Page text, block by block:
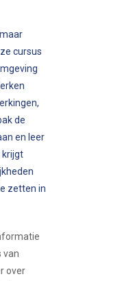
cursus
de
en leer
krijgt
zetten in
van
over